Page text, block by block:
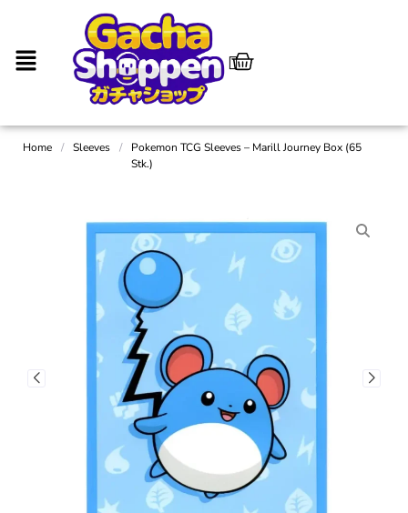
Home / Sleeves /
Pokemon TCG Sleeves – Marill Journey Box (65
Stk.)